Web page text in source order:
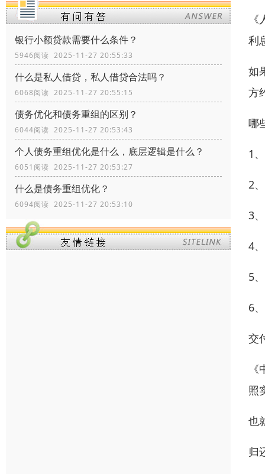
银行小额贷款需要什么条件？
5946阅读 2025-11-27 20:55:33
什么是私人借贷，私人借贷合法吗？
6068阅读 2025-11-27 20:55:15
债务优化和债务重组的区别？
6044阅读 2025-11-27 20:53:43
个人债务重组优化是什么，底层逻辑是什么？
6051阅读 2025-11-27 20:53:27
什么是债务重组优化？
6094阅读 2025-11-27 20:53:10
利
如
方
哪
1
2
3
4
5
6
交
照
也
归